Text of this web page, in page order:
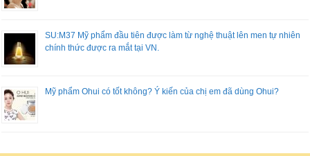
SU:M37 Mỹ phẩm đầu tiên được làm từ nghệ thuật lên men tự nhiên
chính thức được ra mắt tại VN.
Mỹ phẩm Ohui có tốt không? Ý kiến của chị em đã dùng Ohui?